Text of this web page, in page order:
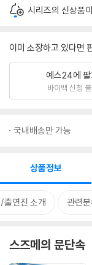
시리즈의 신상품
이미 소장하고 있다면
예스24에 팔
바이백 신청
국내배송만 가능
상품정보
출연진 소개 관련
스즈메의 문단속